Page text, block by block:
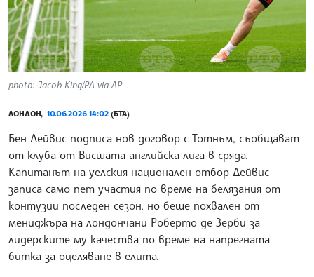
photo: Jacob King/PA via AP
ЛОНДОН, 10.06.2026 14:02 (БТА)
Бен Дейвис подписа нов договор с Тотнъм, съобщават
от клуба от Висшата английска лига в сряда.
Капитанът на уелския национален отбор Дейвис
записа само пет участия по време на белязания от
контузии последен сезон, но беше похвален от
мениджъра на лондончани Роберто де Зерби за
лидерските му качества по време на напрегната
битка за оцеляване в елита.